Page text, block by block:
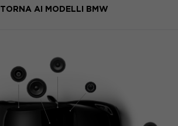
TORNA AI MODELLI BMW